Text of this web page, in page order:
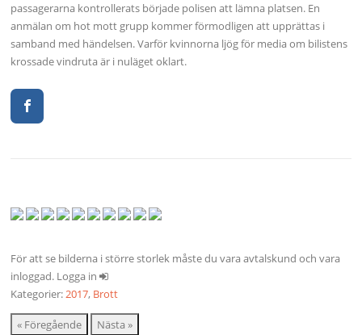
passagerarna kontrollerats började polisen att lämna platsen. En
anmälan om hot mott grupp kommer förmodligen att upprättas i
samband med händelsen. Varför kvinnorna ljög för media om bilistens
krossade vindruta är i nuläget oklart.
För att se bilderna i större storlek måste du vara avtalskund och vara
inloggad. Logga in
Kategorier:2017, Brott
« Föregående Nästa »